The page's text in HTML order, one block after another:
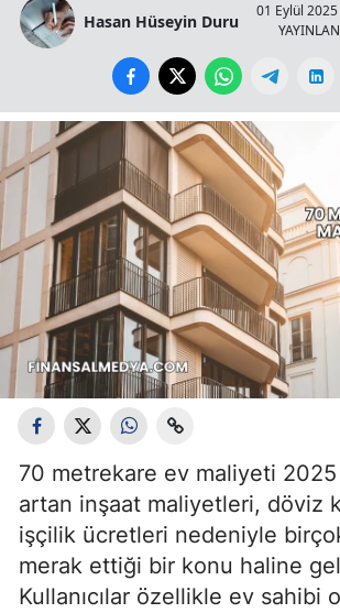
Hasan Hüseyin Duru
01 Eylül
70 metrekare ev maliyeti 2025
artan inşaat maliyetleri, döviz
işçilik ücretleri nedeniyle
merak ettiği bir konu haline
Kullanıcılar özellikle ev sahibi